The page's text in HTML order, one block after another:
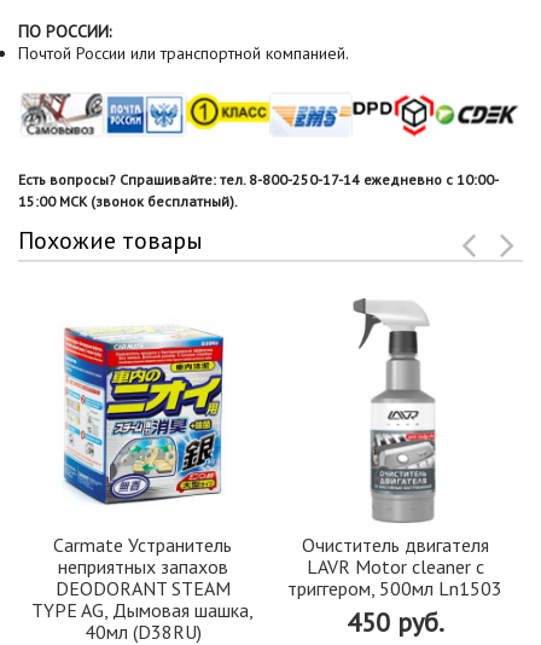
ПО РОССИИ:
Почтой России или транспортной компанией.
Есть вопросы? Спрашивайте: тел. 8-800-250-17-14 ежедневно с 10:00-
15:00 МСК (звонок бесплатный).
Похожие товары
Carmate Устранитель
неприятных запахов
DEODORANT STEAM
TYPE AG, Дымовая шашка,
40мл (D38RU)
Очиститель двигателя
LAVR Motor cleaner с
триггером, 500мл Ln1503
450 руб.